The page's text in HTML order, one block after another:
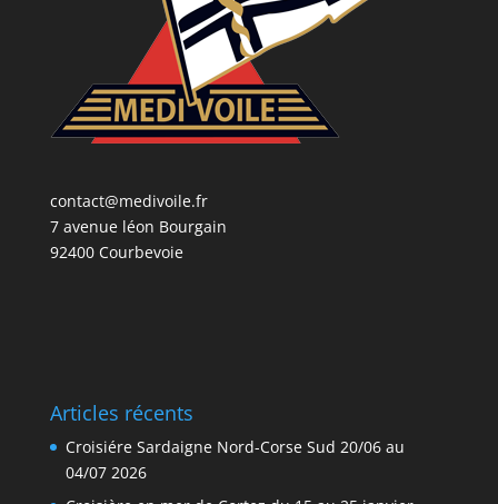
contact@medivoile.fr
7 avenue léon Bourgain
92400 Courbevoie
Articles récents
Croisiére Sardaigne Nord-Corse Sud 20/06 au
04/07 2026